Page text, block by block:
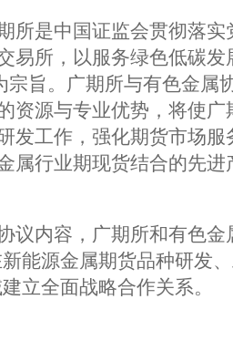
是中国证监会贯彻落实
易所，以服务绿色低碳
宗旨。广期所与有色金属
资源与专业优势，将使
发工作，强化期货市场
属行业期现货结合的先
内容，广期所和有色金
能源金属期货品种研发
立全面战略合作关系。